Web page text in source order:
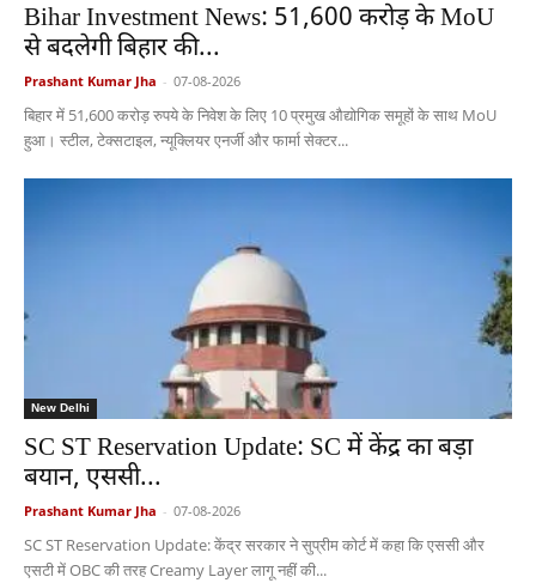
Bihar Investment News: 51,600 करोड़ के MoU
से बदलेगी बिहार की...
Prashant Kumar Jha - 07-08-2026
बिहार में 51,600 करोड़ रुपये के निवेश के लिए 10 प्रमुख औद्योगिक समूहों के साथ MoU
हुआ। स्टील, टेक्सटाइल, न्यूक्लियर एनर्जी और फार्मा सेक्टर...
New Delhi
SC ST Reservation Update: SC में केंद्र का बड़ा
बयान, एससी...
Prashant Kumar Jha - 07-08-2026
SC ST Reservation Update: केंद्र सरकार ने सुप्रीम कोर्ट में कहा कि एससी और
एसटी में OBC की तरह Creamy Layer लागू नहीं की...